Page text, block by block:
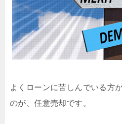
よくローンに苦しんでいる方
のが、任意売却です。